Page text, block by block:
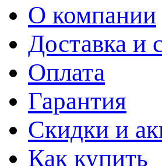
О компании
Доставка и
Оплата
Гарантия
Скидки и
Как купить